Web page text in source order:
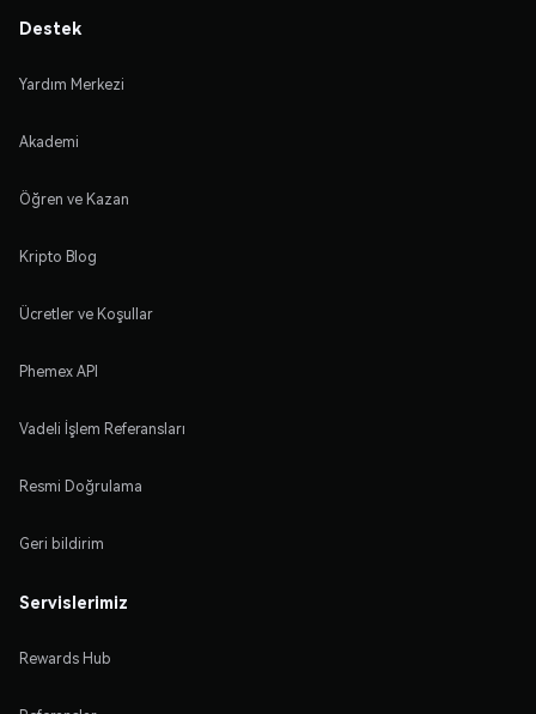
Destek
Yardım Merkezi
Akademi
Öğren ve Kazan
Kripto Blog
Ücretler ve Koşullar
Phemex API
Vadeli İşlem Referansları
Resmi Doğrulama
Geri bildirim
Servislerimiz
Rewards Hub